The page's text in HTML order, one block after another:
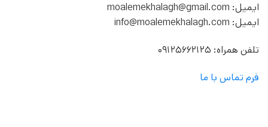
ایمیل: moalemekhalagh@gmail.com
ایمیل: info@moalemekhalagh.com
تلفن همراه: 09125662125
فرم تماس با ما